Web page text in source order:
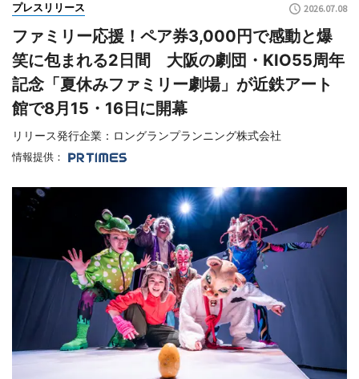
プレスリリース 2026.07.08
ファミリー応援！ペア券3,000円で感動と爆
笑に包まれる2日間 大阪の劇団・KIO55周年
記念「夏休みファミリー劇場」が近鉄アート
館で8月15・16日に開幕
リリース発行企業：ロングランプランニング株式会社
情報提供：